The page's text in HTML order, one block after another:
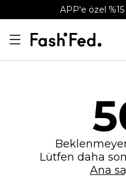
APP'e özel
Lütfen daha
Ana